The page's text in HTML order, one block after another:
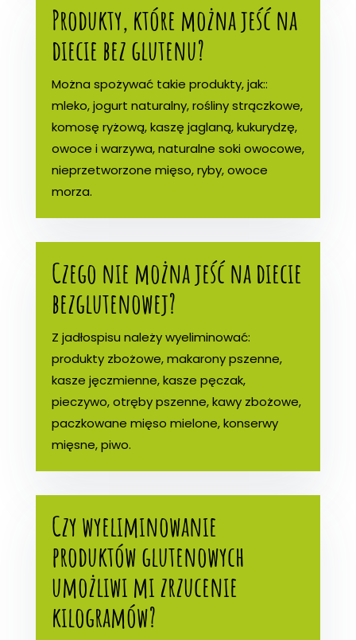
Produkty, które można jeść na
diecie bez glutenu?
Można spożywać takie produkty, jak::
mleko, jogurt naturalny, rośliny strączkowe,
komosę ryżową, kaszę jaglaną, kukurydzę,
owoce i warzywa, naturalne soki owocowe,
nieprzetworzone mięso, ryby, owoce
morza.
Czego nie można jeść na diecie
bezglutenowej?
Z jadłospisu należy wyeliminować:
produkty zbożowe, makarony pszenne,
kasze jęczmienne, kasze pęczak,
pieczywo, otręby pszenne, kawy zbożowe,
paczkowane mięso mielone, konserwy
mięsne, piwo.
Czy wyeliminowanie
produktów glutenowych
umożliwi mi zrzucenie
kilogramów?